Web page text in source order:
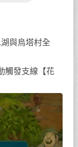
與烏塔村全
觸發支線【花